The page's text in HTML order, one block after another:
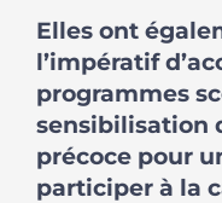
Elles ont
l’impératif
programmes
sensibilisation
précoce pour
participer à la